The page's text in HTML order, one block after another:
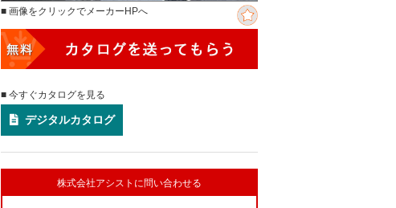
■ 画像をクリックでメーカーHPへ
■ 今すぐカタログを見る
デジタルカタログ
株式会社アシストに問い合わせる